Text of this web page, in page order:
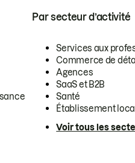
Par secteur d’activité
Services aux
Commerce de
Agences
SaaS et B2B
Santé
Établissement local
Voir tous les